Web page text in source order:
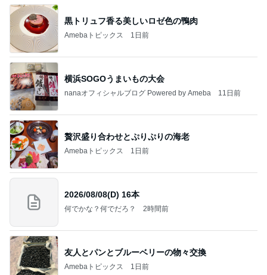
黒トリュフ香る美しいロゼ色の鴨肉
Amebaトピックス 1日前
横浜SOGOうまいもの大会
nanaオフィシャルブログ Powered by Ameba 11日前
贅沢盛り合わせとぷりぷりの海老
Amebaトピックス 1日前
2026/08/08(D) 16本
何でかな？何でだろ？ 2時間前
友人とパンとブルーベリーの物々交換
Amebaトピックス 1日前